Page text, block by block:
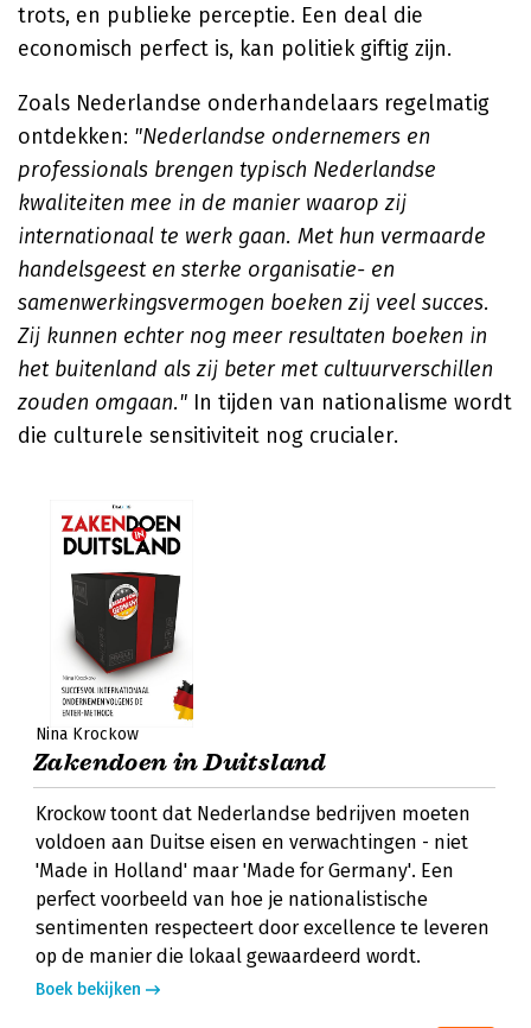
trots, en publieke perceptie. Een deal die
economisch perfect is, kan politiek giftig zijn.
Zoals Nederlandse onderhandelaars regelmatig
ontdekken: "Nederlandse ondernemers en
professionals brengen typisch Nederlandse
kwaliteiten mee in de manier waarop zij
internationaal te werk gaan. Met hun vermaarde
handelsgeest en sterke organisatie- en
samenwerkingsvermogen boeken zij veel succes.
Zij kunnen echter nog meer resultaten boeken in
het buitenland als zij beter met cultuurverschillen
zouden omgaan." In tijden van nationalisme wordt
die culturele sensitiviteit nog crucialer.
Nina Krockow
Zakendoen in Duitsland
Krockow toont dat Nederlandse bedrijven moeten
voldoen aan Duitse eisen en verwachtingen - niet
'Made in Holland' maar 'Made for Germany'. Een
perfect voorbeeld van hoe je nationalistische
sentimenten respecteert door excellence te leveren
op de manier die lokaal gewaardeerd wordt.
Boek bekijken